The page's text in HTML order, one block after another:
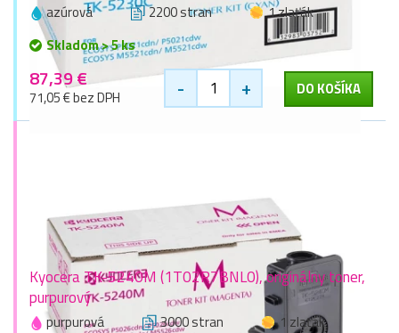
azúrová 2200 stran
1 zlaťák
Skladom > 5 ks
87,39 €
71,05 € bez DPH - + DO KOŠÍKA
Kyocera TK-5240M (1T02R7BNL0), originálny toner,
purpurový
purpurová 3000 stran
1 zlaťák